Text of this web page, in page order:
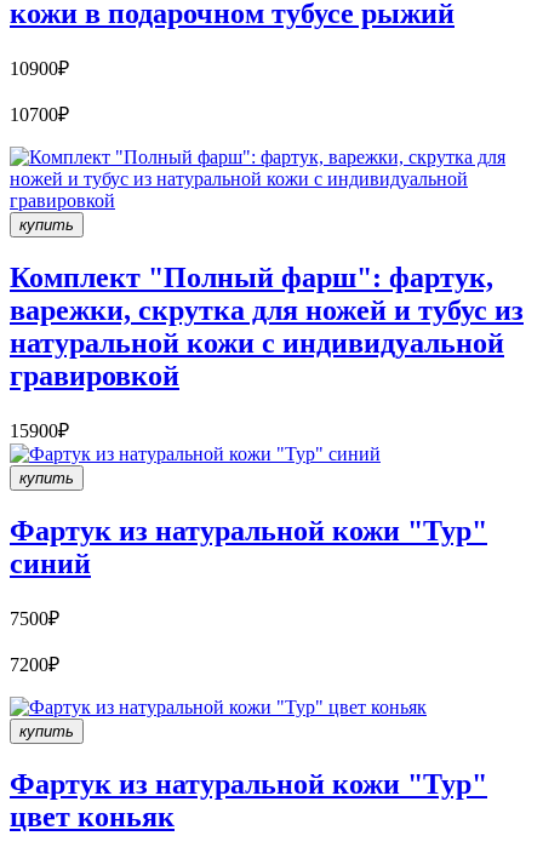
кожи в подарочном тубусе рыжий
10900₽
10700₽
купить
Комплект "Полный фарш": фартук,
варежки, скрутка для ножей и тубус из
натуральной кожи с индивидуальной
гравировкой
15900₽
купить
Фартук из натуральной кожи "Тур"
синий
7500₽
7200₽
купить
Фартук из натуральной кожи "Тур"
цвет коньяк